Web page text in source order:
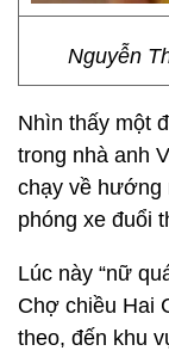
Nguyễn
Nhìn thấy một
trong nhà anh
chạy về hướng
phóng xe đuổi
Lúc này “nữ
Chợ chiều Hai
theo, đến khu